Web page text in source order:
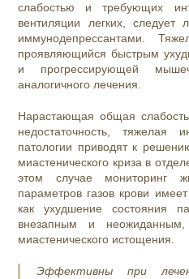
слабостью и требующих
вентиляции легких, следует
иммунодепрессантами.
проявляющийся быстрым
и прогрессирующей
аналогичного лечения.
Нарастающая общая
недостаточность, тяжелая
патологии приводят к
миастенического криза в
этом случае мониторинг
параметров газов крови
как ухудшение состояния
внезапным и неожиданным,
миастенического истощения.
Эффективны при